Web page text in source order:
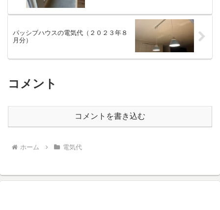
パッシブハウスの電気代（２０２３年８
月分）
コメント
コメントを書き込む
ホーム 電気代